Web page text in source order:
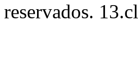
reservados. 13.cl